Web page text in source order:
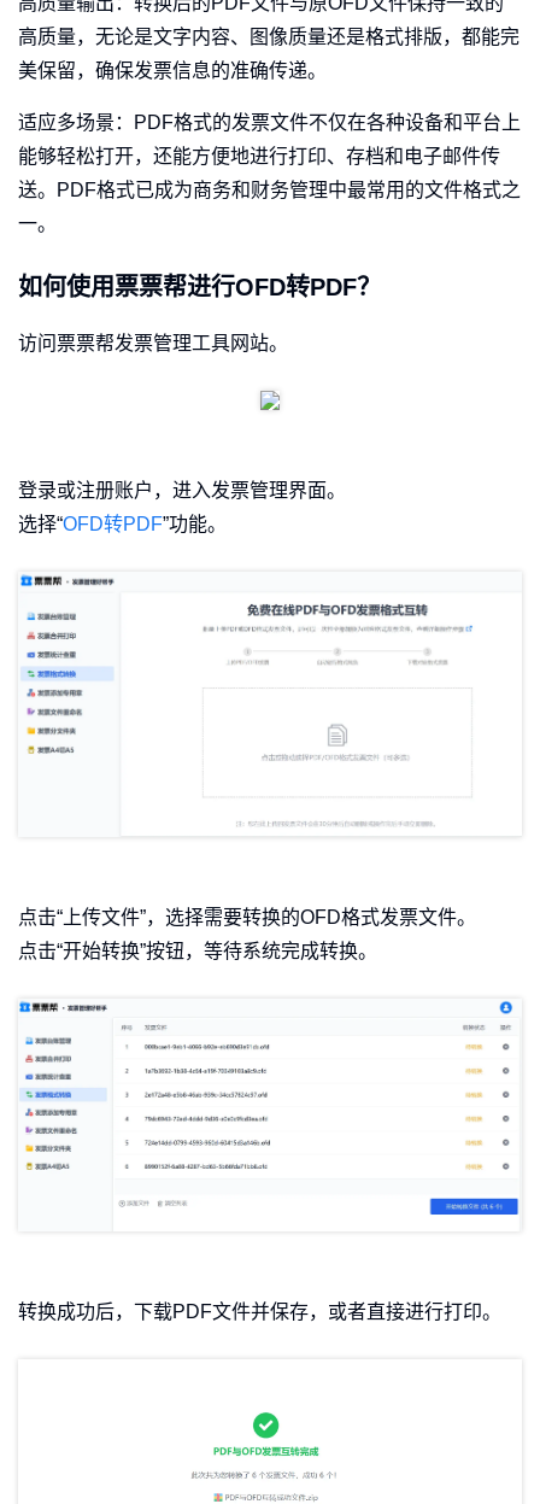
高质量，无论是文字内容、图像质量还是格式排版，都能完
美保留，确保发票信息的准确传递。
适应多场景：PDF格式的发票文件不仅在各种设备和平台上
能够轻松打开，还能方便地进行打印、存档和电子邮件传
送。PDF格式已成为商务和财务管理中最常用的文件格式之
一。
如何使用票票帮进行OFD转PDF？
访问票票帮发票管理工具网站。
登录或注册账户，进入发票管理界面。
选择“OFD转PDF”功能。
点击“上传文件”，选择需要转换的OFD格式发票文件。
点击“开始转换”按钮，等待系统完成转换。
转换成功后，下载PDF文件并保存，或者直接进行打印。